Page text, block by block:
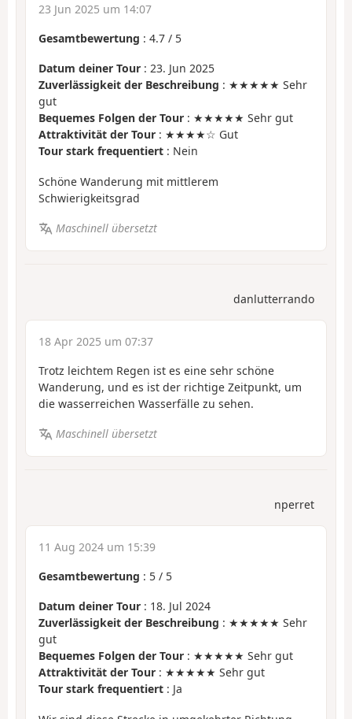
23 Jun 2025 um 14:07
Gesamtbewertung : 4.7 / 5
Datum deiner Tour : 23. Jun 2025
Zuverlässigkeit der Beschreibung : ★★★★★ Sehr
gut
Bequemes Folgen der Tour : ★★★★★ Sehr gut
Attraktivität der Tour : ★★★★☆ Gut
Tour stark frequentiert : Nein
Schöne Wanderung mit mittlerem
Schwierigkeitsgrad
Maschinell übersetzt
danlutterrando
18 Apr 2025 um 07:37
Trotz leichtem Regen ist es eine sehr schöne
Wanderung, und es ist der richtige Zeitpunkt, um
die wasserreichen Wasserfälle zu sehen.
Maschinell übersetzt
nperret
11 Aug 2024 um 15:39
Gesamtbewertung : 5 / 5
Datum deiner Tour : 18. Jul 2024
Zuverlässigkeit der Beschreibung : ★★★★★ Sehr
gut
Bequemes Folgen der Tour : ★★★★★ Sehr gut
Attraktivität der Tour : ★★★★★ Sehr gut
Tour stark frequentiert : Ja